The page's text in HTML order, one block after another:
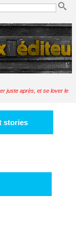
juste après, et se lover le
stories